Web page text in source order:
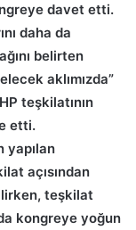
davet etti.
daha da
belirten
aklımızda”
teşkilatının
etti.
yapılan
açısından
teşkilat
kongreye yoğun